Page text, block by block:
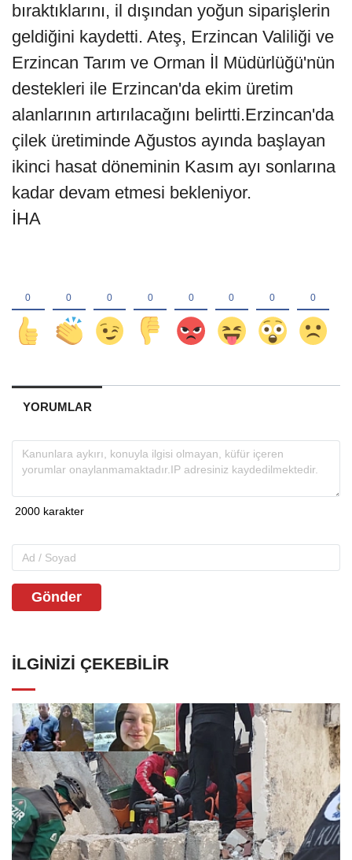
bıraktıklarını, il dışından yoğun siparişlerin
geldiğini kaydetti. Ateş, Erzincan Valiliği ve
Erzincan Tarım ve Orman İl Müdürlüğü'nün
destekleri ile Erzincan'da ekim üretim
alanlarının artırılacağını belirtti.Erzincan'da
çilek üretiminde Ağustos ayında başlayan
ikinci hasat döneminin Kasım ayı sonlarına
kadar devam etmesi bekleniyor.
İHA
YORUMLAR
Gönder
İLGINIZI ÇEKEBILIR